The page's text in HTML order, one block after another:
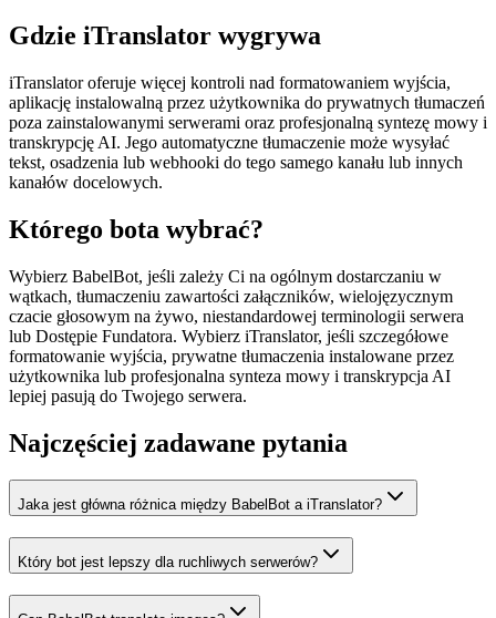
Gdzie iTranslator wygrywa
iTranslator oferuje więcej kontroli nad formatowaniem wyjścia,
aplikację instalowalną przez użytkownika do prywatnych tłumaczeń
poza zainstalowanymi serwerami oraz profesjonalną syntezę mowy i
transkrypcję AI. Jego automatyczne tłumaczenie może wysyłać
tekst, osadzenia lub webhooki do tego samego kanału lub innych
kanałów docelowych.
Którego bota wybrać?
Wybierz BabelBot, jeśli zależy Ci na ogólnym dostarczaniu w
wątkach, tłumaczeniu zawartości załączników, wielojęzycznym
czacie głosowym na żywo, niestandardowej terminologii serwera
lub Dostępie Fundatora. Wybierz iTranslator, jeśli szczegółowe
formatowanie wyjścia, prywatne tłumaczenia instalowane przez
użytkownika lub profesjonalna synteza mowy i transkrypcja AI
lepiej pasują do Twojego serwera.
Najczęściej zadawane pytania
Jaka jest główna różnica między BabelBot a iTranslator?
Który bot jest lepszy dla ruchliwych serwerów?